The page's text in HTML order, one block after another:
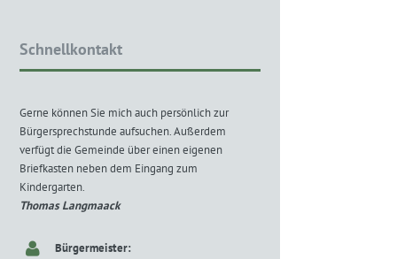
Schnellkontakt
Gerne können Sie mich auch persönlich zur
Bürgersprechstunde aufsuchen. Außerdem
verfügt die Gemeinde über einen eigenen
Briefkasten neben dem Eingang zum
Kindergarten.
Thomas Langmaack
Bürgermeister: